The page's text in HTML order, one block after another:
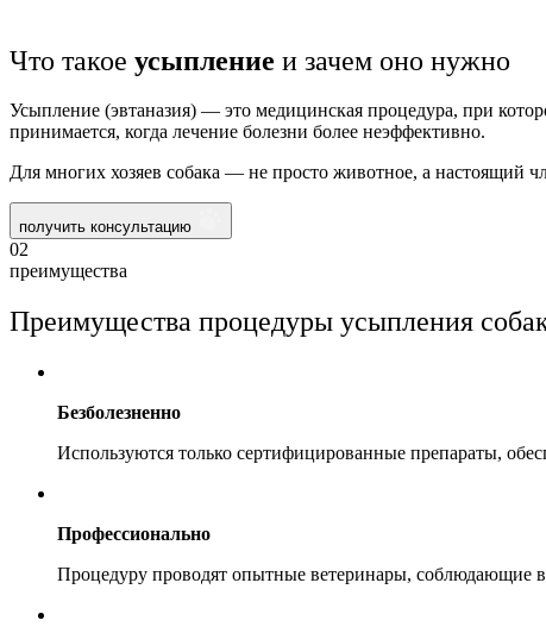
Что такое усыпление и зачем оно нужно
Усыпление (эвтаназия) — это медицинская процедура, при
принимается, когда лечение болезни более неэффективно.
Для многих хозяев собака — не просто животное, а
получить консультацию
02
преимущества
Преимущества процедуры усыпления
Безболезненно
Используются только сертифицированные препараты,
Профессионально
Процедуру проводят опытные ветеринары, соблюдающие